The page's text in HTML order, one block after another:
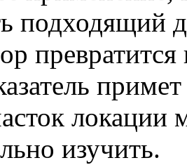
подходящий
примет
локации
изучить.